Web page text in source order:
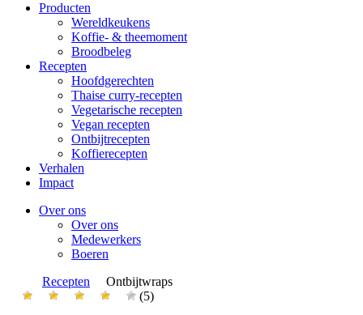
Producten
Wereldkeukens
Koffie- & theemoment
Broodbeleg
Recepten
Hoofdgerechten
Thaise curry-recepten
Vegetarische recepten
Vegan recepten
Ontbijtrecepten
Koffierecepten
Verhalen
Impact
Over ons
Over ons
Medewerkers
Boeren
Recepten
Ontbijtwraps
(5)